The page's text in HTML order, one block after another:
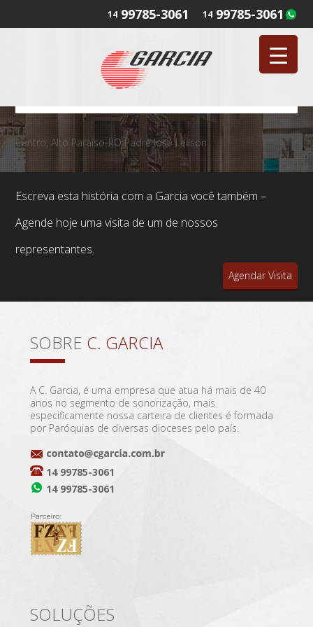
14 99785-3061
14 99785-3061
Centro, Alto Paraíso-RO Padre José Leilson
Escreva esta história com a Garcia você também –
Agende hoje uma visita de um de nossos
representantes.
Agendar Visita
SOBRE C. GARCIA
A C. Garcia, é uma empresa que atua há mais de 40
anos no segmento de sonorização, mais
especificamente nossa carteira de clientes é formada
por Paróquias de diversas dioceses pelo país.
14 99785-3061
14 99785-3061
SOLUÇÕES